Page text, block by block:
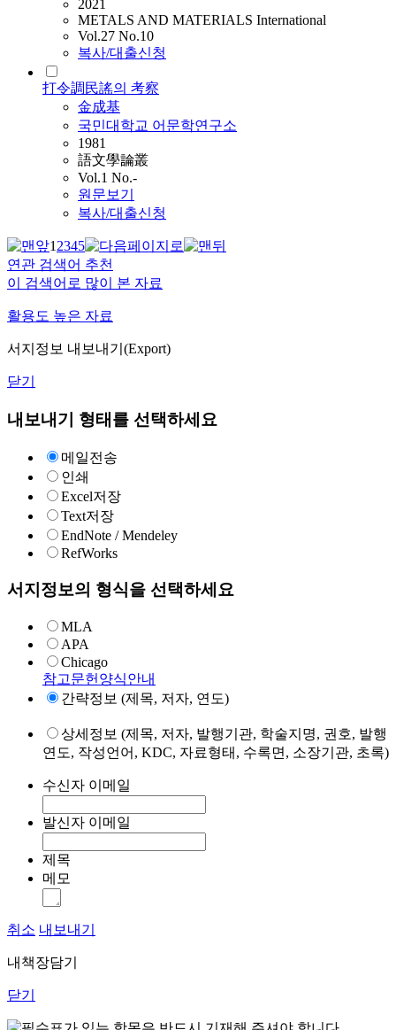
2021
METALS AND MATERIALS International
Vol.27 No.10
복사/대출신청
打令調民謠의 考察
金成基
국민대학교 어문학연구소
1981
語文學論叢
Vol.1 No.-
원문보기
복사/대출신청
12345
연관 검색어 추천
이 검색어로 많이 본 자료
활용도 높은 자료
서지정보 내보내기(Export)
닫기
내보내기 형태를 선택하세요
메일전송
인쇄
Excel저장
Text저장
EndNote / Mendeley
RefWorks
서지정보의 형식을 선택하세요
MLA
APA
Chicago
참고문헌양식안내
간략정보 (제목, 저자, 연도)
상세정보 (제목, 저자, 발행기관, 학술지명, 권호, 발행
연도, 작성언어, KDC, 자료형태, 수록면, 소장기관, 초록)
수신자 이메일
발신자 이메일
제목
메모
취소 내보내기
내책장담기
닫기